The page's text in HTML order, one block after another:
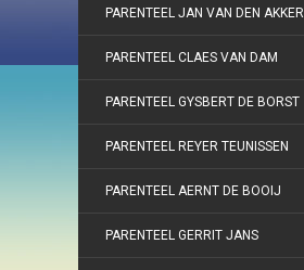
PARENTEEL JAN VAN DEN AKKER
PARENTEEL CLAES VAN DAM
PARENTEEL GYSBERT DE BORST
PARENTEEL REYER TEUNISSEN
PARENTEEL AERNT DE BOOIJ
PARENTEEL GERRIT JANS